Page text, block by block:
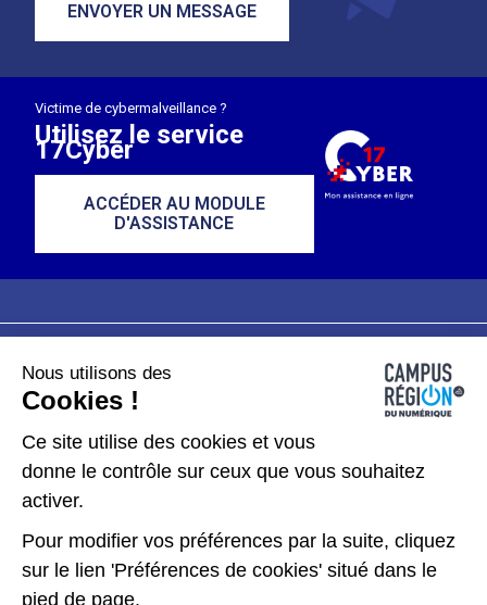
ENVOYER UN MESSAGE
Victime de cybermalveillance ?
Utilisez le service
17Cyber
ACCÉDER AU MODULE
D'ASSISTANCE
Plan du site
Données personnelles
Gérer les cookies
Kit de communication
Accessibilité : partiellement conforme
Nous utilisons des
Cookies !
Ce site utilise des cookies et vous
donne le contrôle sur ceux que vous souhaitez
activer.
Pour modifier vos préférences par la suite, cliquez
sur le lien 'Préférences de cookies' situé dans le
pied de page.